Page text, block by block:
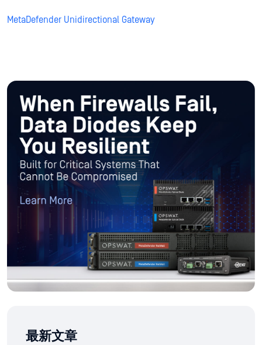
MetaDefender Unidirectional Gateway
最新文章